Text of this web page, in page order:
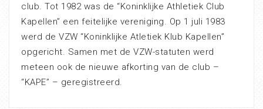
club. Tot 1982 was de “Koninklijke Athletiek Club
Kapellen” een feitelijke vereniging. Op 1 juli 1983
werd de VZW “Koninklijke Atletiek Klub Kapellen”
opgericht. Samen met de VZW-statuten werd
meteen ook de nieuwe afkorting van de club –
“KAPE” – geregistreerd.